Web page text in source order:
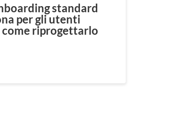
standard
per gli utenti
come riprogettarlo